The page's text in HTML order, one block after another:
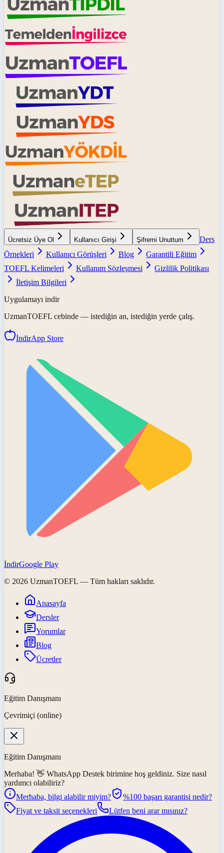
Ücretsiz Üye Ol Kullanıcı Girişi Şifremi Unuttum
Ders
Örnekleri
Kullanıcı Görüşleri Blog
Garantili Eğitim
TOEFL Kelimeleri
Kullanım Sözleşmesi
Gizlilik Politikası
İletişim Bilgileri
Uygulamayı indir
UzmanTOEFL cebinde — istediğin an, istediğin yerde çalış.
İndirApp Store
İndirGoogle Play
© 2026 UzmanTOEFL — Tüm hakları saklıdır.
Anasayfa
Dersler
Yorumlar
Blog
Ücretler
Eğitim Danışmanı
Çevrimiçi (online)
Eğitim Danışmanı
Merhaba! 👋 WhatsApp Destek birimine hoş geldiniz. Size nasıl
yardımcı olabiliriz?
Merhaba, bilgi alabilir miyim?
%100 başarı garantisi nedir?
Fiyat ve taksit seçenekleri
Lütfen beni arar mısınız?